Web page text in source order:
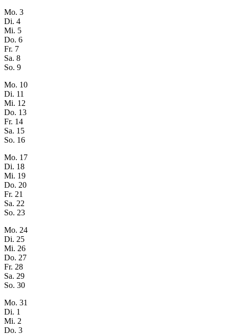
Mo. 3
Di. 4
Mi. 5
Do. 6
Fr. 7
Sa. 8
So. 9
Mo. 10
Di. 11
Mi. 12
Do. 13
Fr. 14
Sa. 15
So. 16
Mo. 17
Di. 18
Mi. 19
Do. 20
Fr. 21
Sa. 22
So. 23
Mo. 24
Di. 25
Mi. 26
Do. 27
Fr. 28
Sa. 29
So. 30
Mo. 31
Di. 1
Mi. 2
Do. 3